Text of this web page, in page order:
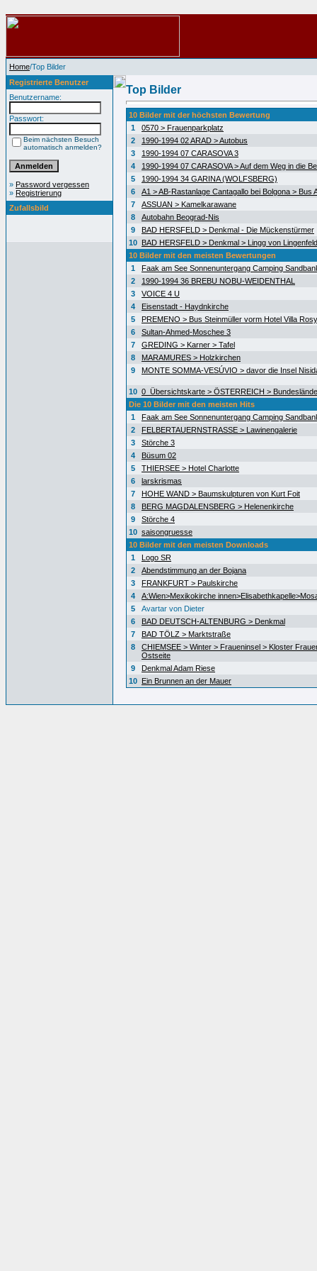
Home/Top Bilder
Registrierte Benutzer
Benutzername:
Passwort:
Beim nächsten Besuch
automatisch anmelden?
» Password vergessen
» Registrierung
Zufallsbild
Top Bilder
10 Bilder mit der höchsten Bewertung
1
0570 > Frauenparkplatz
2
1990-1994 02 ARAD > Autobus
3
1990-1994 07 CARASOVA 3
4
1990-1994 07 CARASOVA > Auf dem Weg in die
5
1990-1994 34 GARINA (WOLFSBERG)
6
A1 > AB-Rastanlage Cantagallo bei Bolgona > Bus
7
ASSUAN > Kamelkarawane
8
Autobahn Beograd-Nis
9
BAD HERSFELD > Denkmal - Die Mückenstürmer
10 BAD HERSFELD > Denkmal > Lingg von Lingenfeld
10 Bilder mit den meisten Bewertungen
1
Faak am See Sonnenuntergang Camping
2
1990-1994 36 BREBU NOBU-WEIDENTHAL
3
VOICE 4 U
4
Eisenstadt - Haydnkirche
5
PREMENO > Bus Steinmüller vorm Hotel Villa Rosy
6
Sultan-Ahmed-Moschee 3
7
GREDING > Karner > Tafel
8
MARAMURES > Holzkirchen
9
MONTE SOMMA-VESÚVIO > davor die Insel
10 0_Übersichtskarte > ÖSTERREICH >
Die 10 Bilder mit den meisten Hits
1
Faak am See Sonnenuntergang Camping
2
FELBERTAUERNSTRASSE > Lawinengalerie
3
Störche 3
4
Büsum 02
5
THIERSEE > Hotel Charlotte
6
larskrismas
7
HOHE WAND > Baumskulpturen von Kurt Foit
8
BERG MAGDALENSBERG > Helenenkirche
9
Störche 4
10 saisongruesse
10 Bilder mit den meisten Downloads
1
Logo SR
2
Abendstimmung an der Bojana
3
FRANKFURT > Paulskirche
4
A:Wien>Mexikokirche
5
Avartar von Dieter
6
BAD DEUTSCH-ALTENBURG > Denkmal
7
BAD TÖLZ > Marktstraße
8
CHIEMSEE > Winter > Fraueninsel > Kloster
Ostseite
9
Denkmal Adam Riese
10 Ein Brunnen an der Mauer